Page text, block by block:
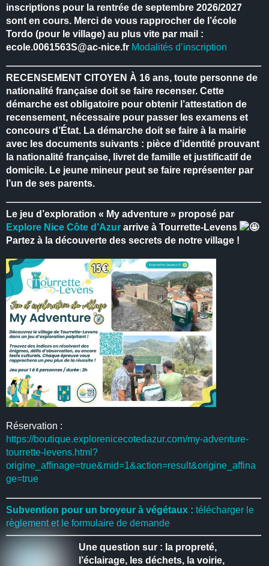
inscriptions pour la rentrée de septembre 2026/2027
sont en cours. Merci de vous rapprocher de l’école
Tordo (pour le village) au plus vite par mail :
ecole.0061563S@ac-nice.fr Modalités d’inscription
RECENSEMENT CITOYEN À 16 ans, toute personne de
nationalité française doit se faire recenser. Cette
démarche est obligatoire pour obtenir l’attestation de
recensement, nécessaire pour passer les examens et
concours d’État. La démarche doit se faire à la mairie
avec les documents suivants : pièce d’identité prouvant
la nationalité française, livret de famille et justificatif de
domicile. Le jeune mineur peut se faire représenter par
l’un de ses parents.
Le jeu d’exploration « My adventure » proposé par
Explore Nice Côte d’Azur arrive à Tourrette-Levens
Partez à la découverte des secrets de notre village !
Réservation :
https://boutique.explorenicecotedazur.com/my-adventure-
tourrette-levens.html?
origine_affinage=true&mid=1&action=result&origine_affina
ge=true
Subvention pour un broyeur à végétaux : télécharger le
règlement et le formulaire de demande
Une question sur : la propreté,
l’éclairage, les déchets, la voirie,